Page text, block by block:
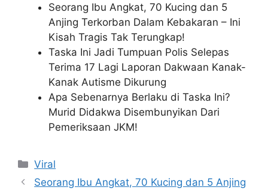
Seorang Ibu Angkat, 70 Kucing dan 5
Anjing Terkorban Dalam Kebakaran – Ini
Kisah Tragis Tak Terungkap!
Taska Ini Jadi Tumpuan Polis Selepas
Terima 17 Lagi Laporan Dakwaan Kanak-
Kanak Autisme Dikurung
Apa Sebenarnya Berlaku di Taska Ini?
Murid Didakwa Disembunyikan Dari
Pemeriksaan JKM!
Categories
Viral
Seorang Ibu Angkat, 70 Kucing dan 5 Anjing